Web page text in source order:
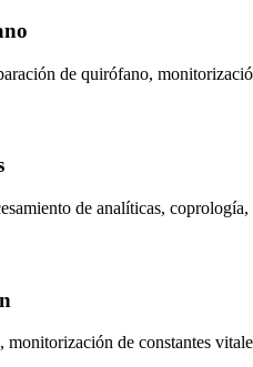
de quirófano,
de analíticas,
monitorización de constantes